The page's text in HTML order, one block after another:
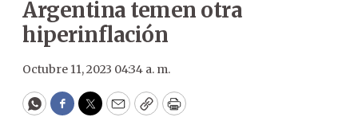
Argentina temen otra
hiperinflación
Octubre 11, 2023 04:34 a. m.
WhatsApp
Facebook
Twitter
EmailCopyPrint